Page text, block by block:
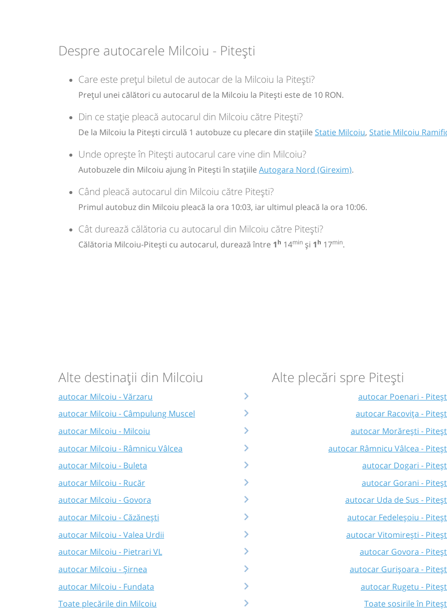
11:20 Pitești Autogara Nord (Girexim)
1 17min
Zile de circulație:
10lei
Despre autocarele Milcoiu - Pitești
Care este prețul biletul de autocar de la Milcoiu la Pitești?
Prețul unei călători cu autocarul de la Milcoiu la Pitești este de 10 RON.
Din ce stație pleacă autocarul din Milcoiu către Pitești?
De la Milcoiu la Pitești circulă 1 autobuze cu plecare din stațiile Statie Milcoiu, Statie Milcoiu
Unde oprește în Pitești autocarul care vine din Milcoiu?
Autobuzele din Milcoiu ajung în Pitești în stațiile Autogara Nord (Girexim).
Când pleacă autocarul din Milcoiu către Pitești?
Primul autobuz din Milcoiu pleacă la ora 10:03, iar ultimul pleacă la ora 10:06.
Cât durează călătoria cu autocarul din Milcoiu către Pitești?
Călătoria Milcoiu-Pitești cu autocarul, durează între 1h 14min și 1h 17min.
Alte destinații din Milcoiu
autocar Milcoiu - Vărzaru
autocar Milcoiu - Câmpulung Muscel
autocar Milcoiu - Milcoiu
autocar Milcoiu - Râmnicu Vâlcea
autocar Milcoiu - Buleta
autocar Milcoiu - Rucăr
autocar Milcoiu - Govora
autocar Milcoiu - Căzănești
autocar Milcoiu - Valea Urdii
autocar Milcoiu - Pietrari VL
autocar Milcoiu - Șirnea
autocar Milcoiu - Fundata
Toate plecările din Milcoiu
Alte plecări spre Pitești
autocar Poenari -
autocar Racovița -
autocar Morărești -
autocar Râmnicu Vâlcea -
autocar Dogari -
autocar Gorani -
autocar Uda de Sus -
autocar Fedeleșoiu -
autocar Vitomirești -
autocar Govora -
autocar Gurișoara -
autocar Rugetu -
Toate sosirile în